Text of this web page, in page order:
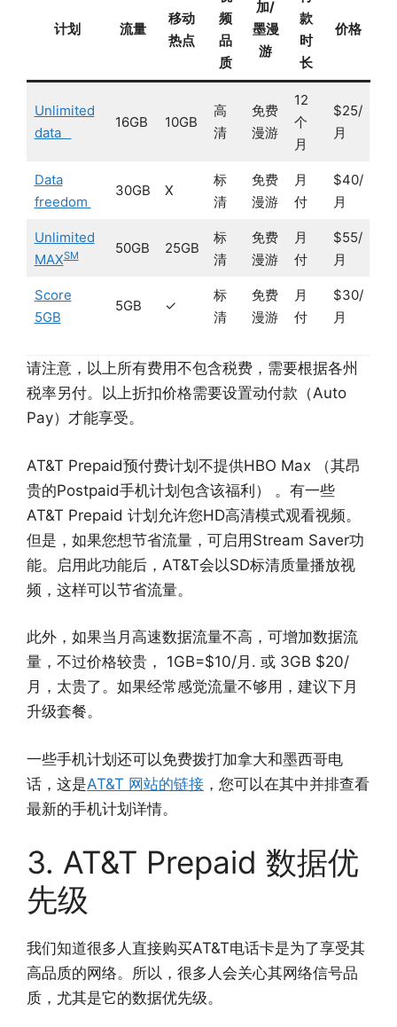
计划 流量
移动
热点
频
品
质
加/
墨漫
游
款
时
长
价格
Unlimited
data
16GB 10GB
高
清
免费
漫游
12
个
月
$25/
月
Data
freedom
30GB X
标
清
免费
漫游
月
付
$40/
月
Unlimited
MAXSM 50GB 25GB
标
清
免费
漫游
月
付
$55/
月
Score
5GB
5GB ✓
标
清
免费
漫游
月
付
$30/
月
请注意，以上所有费用不包含税费，需要根据各州
税率另付。以上折扣价格需要设置动付款（Auto
Pay）才能享受。
AT&T Prepaid预付费计划不提供HBO Max （其昂
贵的Postpaid手机计划包含该福利） 。有一些
AT&T Prepaid 计划允许您HD高清模式观看视频。
但是，如果您想节省流量，可启用Stream Saver功
能。启用此功能后，AT&T会以SD标清质量播放视
频，这样可以节省流量。
此外，如果当月高速数据流量不高，可增加数据流
量，不过价格较贵， 1GB=$10/月. 或 3GB $20/
月，太贵了。如果经常感觉流量不够用，建议下月
升级套餐。
一些手机计划还可以免费拨打加拿大和墨西哥电
话，这是AT&T 网站的链接 ，您可以在其中并排查看
最新的手机计划详情。
3. AT&T Prepaid 数据优
先级
我们知道很多人直接购买AT&T电话卡是为了享受其
高品质的网络。所以，很多人会关心其网络信号品
质，尤其是它的数据优先级。